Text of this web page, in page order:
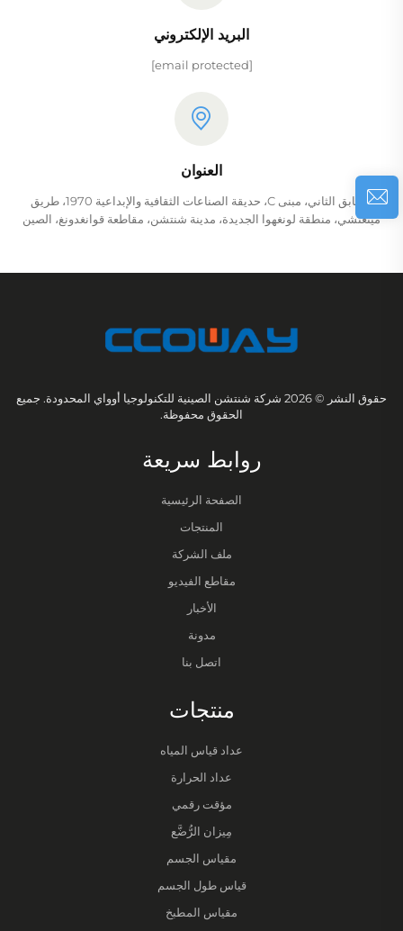
البريد الإلكتروني
[email protected]
العنوان
الطابق الثاني، مبنى C، حديقة الصناعات الثقافية والإبداعية 1970، طريق
مينغتشي، منطقة لونغهوا الجديدة، مدينة شنتشن، مقاطعة قوانغدونغ، الصين
حقوق النشر © 2026 شركة شنتشن الصينية للتكنولوجيا أوواي المحدودة. جميع
الحقوق محفوظة.
روابط سريعة
الصفحة الرئيسية
المنتجات
ملف الشركة
مقاطع الفيديو
الأخبار
مدونة
اتصل بنا
منتجات
عداد قياس المياه
عداد الحرارة
مؤقت رقمي
مِيزان الرُّضَّع
مقياس الجسم
قياس طول الجسم
مقياس المطبخ